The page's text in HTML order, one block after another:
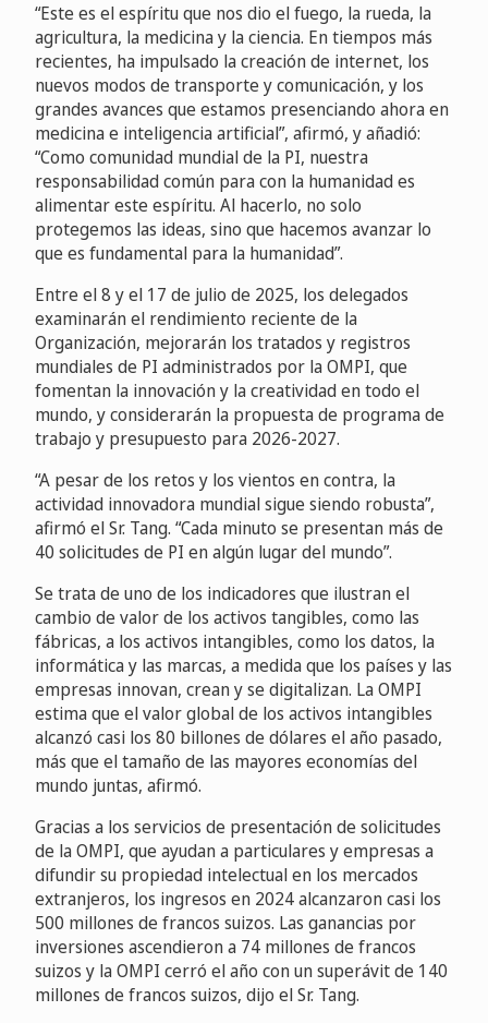
“Este es el espíritu que nos dio el fuego, la rueda, la
agricultura, la medicina y la ciencia. En tiempos más
recientes, ha impulsado la creación de internet, los
nuevos modos de transporte y comunicación, y los
grandes avances que estamos presenciando ahora en
medicina e inteligencia artificial”, afirmó, y añadió:
“Como comunidad mundial de la PI, nuestra
responsabilidad común para con la humanidad es
alimentar este espíritu. Al hacerlo, no solo
protegemos las ideas, sino que hacemos avanzar lo
que es fundamental para la humanidad”.
Entre el 8 y el 17 de julio de 2025, los delegados
examinarán el rendimiento reciente de la
Organización, mejorarán los tratados y registros
mundiales de PI administrados por la OMPI, que
fomentan la innovación y la creatividad en todo el
mundo, y considerarán la propuesta de programa de
trabajo y presupuesto para 2026-2027.
“A pesar de los retos y los vientos en contra, la
actividad innovadora mundial sigue siendo robusta”,
afirmó el Sr. Tang. “Cada minuto se presentan más de
40 solicitudes de PI en algún lugar del mundo”.
Se trata de uno de los indicadores que ilustran el
cambio de valor de los activos tangibles, como las
fábricas, a los activos intangibles, como los datos, la
informática y las marcas, a medida que los países y las
empresas innovan, crean y se digitalizan. La OMPI
estima que el valor global de los activos intangibles
alcanzó casi los 80 billones de dólares el año pasado,
más que el tamaño de las mayores economías del
mundo juntas, afirmó.
Gracias a los servicios de presentación de solicitudes
de la OMPI, que ayudan a particulares y empresas a
difundir su propiedad intelectual en los mercados
extranjeros, los ingresos en 2024 alcanzaron casi los
500 millones de francos suizos. Las ganancias por
inversiones ascendieron a 74 millones de francos
suizos y la OMPI cerró el año con un superávit de 140
millones de francos suizos, dijo el Sr. Tang.